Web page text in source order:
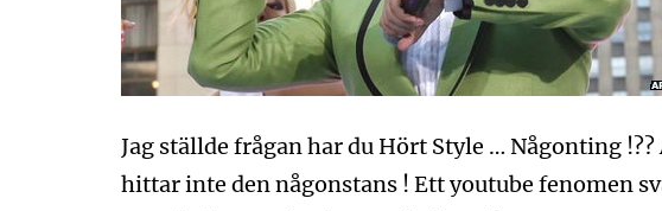
Jag ställde frågan har du Hört Style … Någonting
hittar inte den någonstans ! Ett youtube fenomen